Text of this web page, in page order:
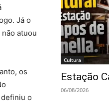
Já o
atuou
os
o
Cultura
Estação
06/08/2026